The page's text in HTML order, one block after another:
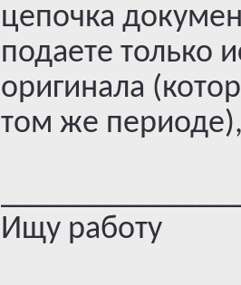
цепочка
подаете только
оригинала
том же
Ищу работу